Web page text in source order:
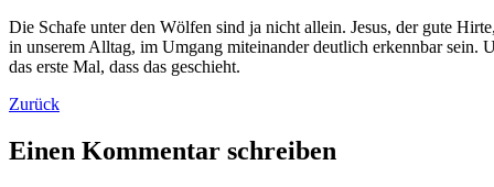
Die Schafe unter den Wölfen sind ja nicht allein. Jesus, der gute
in unserem Alltag, im Umgang miteinander deutlich erkennbar
das erste Mal, dass das geschieht.
Zurück
Einen Kommentar schreiben